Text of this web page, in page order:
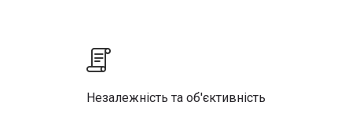
Незалежність та об'єктивність